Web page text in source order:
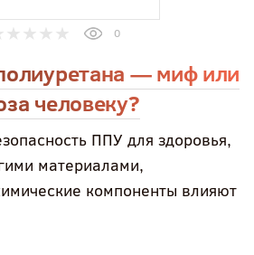
0
— миф или
человеку?
ППУ для здоровья,
материалами,
компоненты влияют